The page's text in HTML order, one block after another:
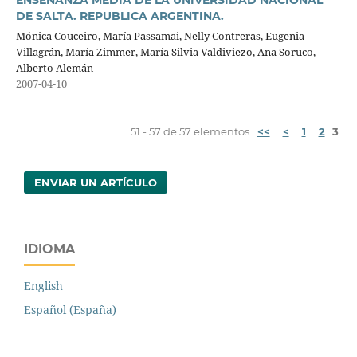
DE SALTA. REPUBLICA ARGENTINA.
Mónica Couceiro, María Passamai, Nelly Contreras, Eugenia
Villagrán, María Zimmer, María Silvia Valdiviezo, Ana Soruco,
Alberto Alemán
2007-04-10
51 - 57 de 57 elementos << < 1 2 3
ENVIAR UN ARTÍCULO
IDIOMA
English
Español (España)